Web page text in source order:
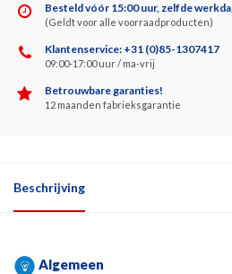
Besteld vóór 15:00 uur, zelfde
(Geldt voor alle voorraadproducten)
Klantenservice: +31 (0)85-1307417
09:00-17:00 uur / ma-vrij
Betrouwbare garanties!
12 maanden fabrieksgarantie
Beschrijving
Algemeen